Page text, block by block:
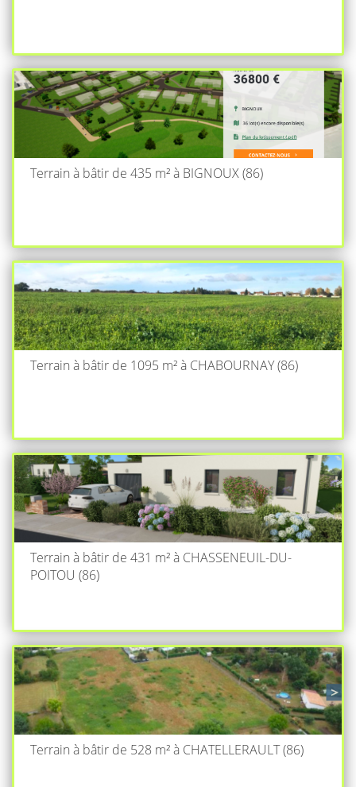
Terrain à bâtir de 435 m² à BIGNOUX (86)
Terrain à bâtir de 1095 m² à CHABOURNAY (86)
Terrain à bâtir de 431 m² à CHASSENEUIL-DU-
POITOU (86)
Terrain à bâtir de 528 m² à CHATELLERAULT (86)